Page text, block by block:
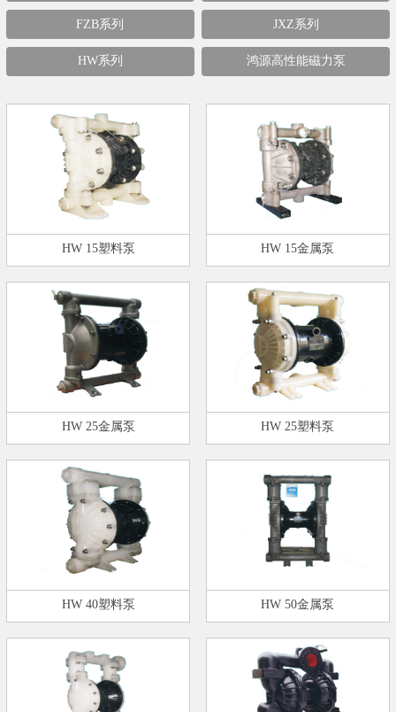
FZB系列 JXZ系列
HW系列 鸿源高性能磁力泵
HW 15塑料泵 HW 15金属泵
HW 25金属泵 HW 25塑料泵
HW 40塑料泵 HW 50金属泵